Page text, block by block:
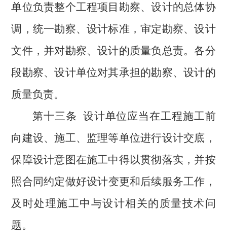
单位负责整个工程项目勘察、设计的总体协
调，统一勘察、设计标准，审定勘察、设计
文件，并对勘察、设计的质量负总责。各分
段勘察、设计单位对其承担的勘察、设计的
质量负责。
第十三条 设计单位应当在工程施工前
向建设、施工、监理等单位进行设计交底，
保障设计意图在施工中得以贯彻落实， 并按
照合同约定做好设计变更和后续服务工作，
及时处理施工中与设计相关的质量技术问
题。